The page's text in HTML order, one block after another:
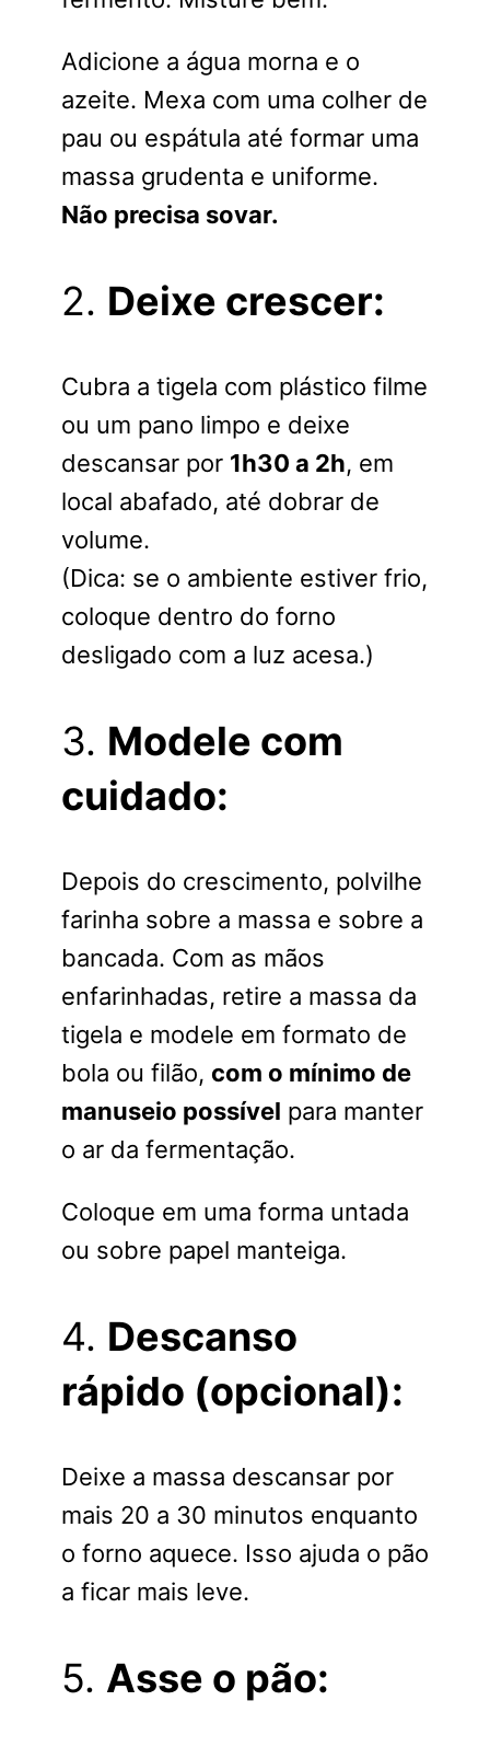
Adicione a água morna e o
azeite. Mexa com uma colher de
pau ou espátula até formar uma
massa grudenta e uniforme.
Não precisa sovar.
2. Deixe crescer:
Cubra a tigela com plástico filme
ou um pano limpo e deixe
descansar por 1h30 a 2h, em
local abafado, até dobrar de
volume.
(Dica: se o ambiente estiver frio,
coloque dentro do forno
desligado com a luz acesa.)
3. Modele com
cuidado:
Depois do crescimento, polvilhe
farinha sobre a massa e sobre a
bancada. Com as mãos
enfarinhadas, retire a massa da
tigela e modele em formato de
bola ou filão, com o mínimo de
manuseio possível para manter
o ar da fermentação.
Coloque em uma forma untada
ou sobre papel manteiga.
4. Descanso
rápido (opcional):
Deixe a massa descansar por
mais 20 a 30 minutos enquanto
o forno aquece. Isso ajuda o pão
a ficar mais leve.
5. Asse o pão: